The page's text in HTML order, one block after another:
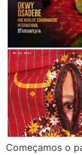
Começamos o